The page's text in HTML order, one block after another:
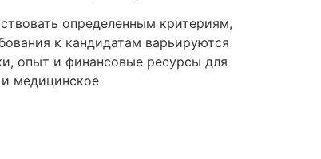
определенным критериям,
к кандидатам варьируются
опыт и финансовые ресурсы для
медицинское